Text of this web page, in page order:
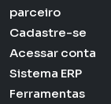
parceiro
Cadastre-se
Acessar conta
Sistema ERP
Ferramentas